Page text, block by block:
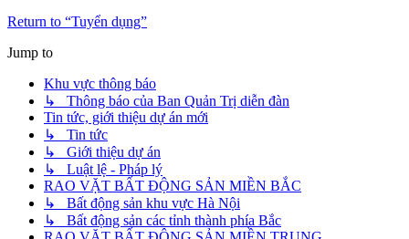
Return to “Tuyển dụng”
Jump to
Khu vực thông báo
↳ Thông báo của Ban Quản Trị diễn đàn
Tin tức, giới thiệu dự án mới
↳ Tin tức
↳ Giới thiệu dự án
↳ Luật lệ - Pháp lý
RAO VẶT BẤT ĐỘNG SẢN MIỀN BẮC
↳ Bất động sản khu vực Hà Nội
↳ Bất động sản các tỉnh thành phía Bắc